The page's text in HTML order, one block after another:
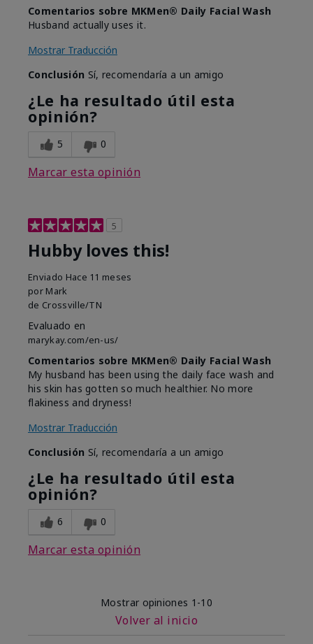
Comentarios sobre MKMen® Daily Facial Wash
Husband actually uses it.
Mostrar Traducción
Conclusión Sí, recomendaría a un amigo
¿Le ha resultado útil esta
opinión?
5 0
Marcar esta opinión
5
Hubby loves this!
Enviado Hace 11 meses
por Mark
de Crossville/TN
Evaluado en
marykay.com/en-us/
Comentarios sobre MKMen® Daily Facial Wash
My husband has been using the daily face wash and
his skin has gotten so much healthier. No more
flakiness and dryness!
Mostrar Traducción
Conclusión Sí, recomendaría a un amigo
¿Le ha resultado útil esta
opinión?
6 0
Marcar esta opinión
Mostrar opiniones 1-10
Volver al inicio